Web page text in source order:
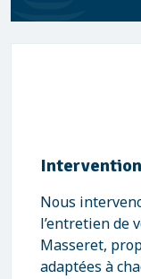
Nous
l’entretien de
Masseret,
adaptées à